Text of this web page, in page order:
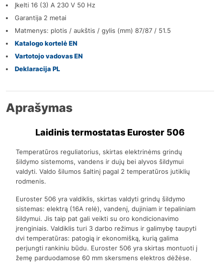
Įkelti 16 (3) A 230 V 50 Hz
Garantija 2 metai
Matmenys: plotis / aukštis / gylis (mm) 87/87 / 51.5
Katalogo kortelė EN
Vartotojo vadovas EN
Deklaracija PL
Aprašymas
Laidinis termostatas Euroster 506
Temperatūros reguliatorius, skirtas elektrinėms grindų
šildymo sistemoms, vandens ir dujų bei alyvos šildymui
valdyti. Valdo šilumos šaltinį pagal 2 temperatūros jutiklių
rodmenis.
Euroster 506 yra valdiklis, skirtas valdyti grindų šildymo
sistemas: elektrą (16A relė), vandenį, dujiniam ir tepaliniam
šildymui. Jis taip pat gali veikti su oro kondicionavimo
įrenginiais. Valdiklis turi 3 darbo režimus ir galimybę taupyti
dvi temperatūras: patogią ir ekonomišką, kurią galima
perjungti rankiniu būdu. Euroster 506 yra skirtas montuoti į
žemę parduodamose 60 mm skersmens elektros dėžėse.